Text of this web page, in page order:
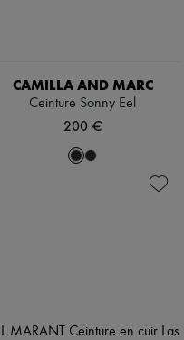
CAMILLA AND MARC
Ceinture Sonny Eel
200 €